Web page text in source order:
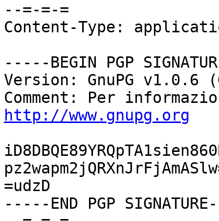
--=-=-=
Content-Type:
-----BEGIN PGP
Version: GnuPG v1.0.6
http://www.gnupg.org
=udzD
-----END PGP